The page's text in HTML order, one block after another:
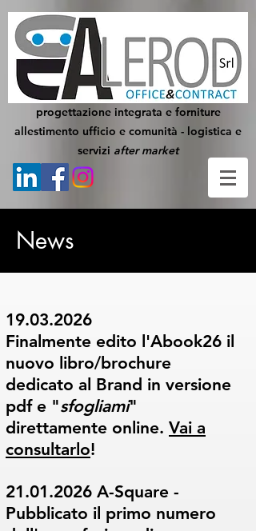
progettazione integrata e forniture
allestimento ufficio e comunità - logistica e
servizi after market
News
19.03.2026
Finalmente edito l'Abook26 il
nuovo libro/brochure
dedicato al Brand in versione
pdf e "sfogliami"
direttamente online. Vai a
consultarlo!
21.01.2026 A-Square -
Pubblicato il primo numero